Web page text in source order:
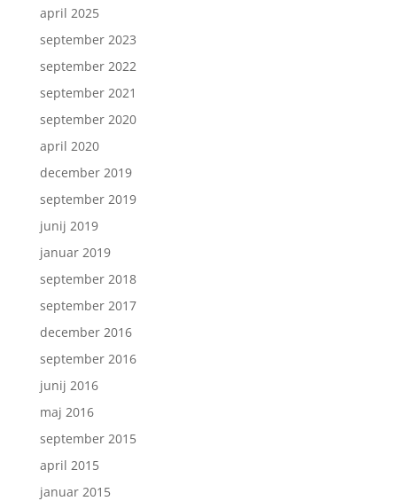
april 2025
september 2023
september 2022
september 2021
september 2020
april 2020
december 2019
september 2019
junij 2019
januar 2019
september 2018
september 2017
december 2016
september 2016
junij 2016
maj 2016
september 2015
april 2015
januar 2015